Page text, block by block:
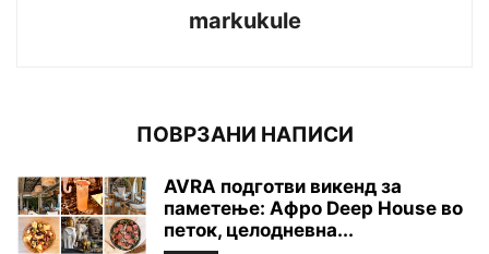
markukule
ПОВРЗАНИ НАПИСИ
AVRA подготви викенд за
паметење: Афро Deep House во
петок, целодневна...